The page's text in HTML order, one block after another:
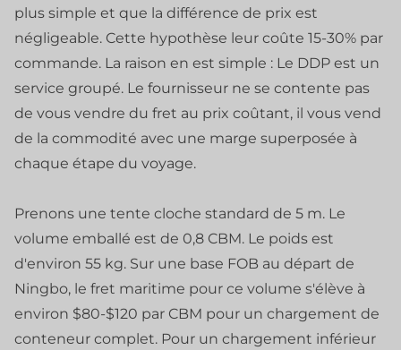
plus simple et que la différence de prix est
négligeable. Cette hypothèse leur coûte 15-30% par
commande. La raison en est simple : Le DDP est un
service groupé. Le fournisseur ne se contente pas
de vous vendre du fret au prix coûtant, il vous vend
de la commodité avec une marge superposée à
chaque étape du voyage.
Prenons une tente cloche standard de 5 m. Le
volume emballé est de 0,8 CBM. Le poids est
d'environ 55 kg. Sur une base FOB au départ de
Ningbo, le fret maritime pour ce volume s'élève à
environ $80-$120 par CBM pour un chargement de
conteneur complet. Pour un chargement inférieur